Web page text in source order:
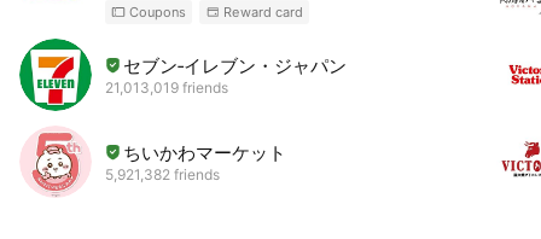
Coupons Reward card
セブン‐イレブン・ジャパン
21,013,019 friends
ちいかわマーケット
5,921,382 friends